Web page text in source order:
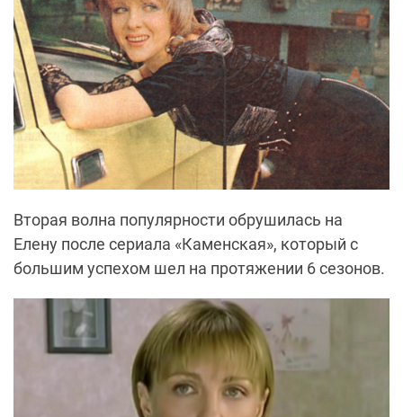
Вторая волна популярности обрушилась на
Елену после сериала «Каменская», который с
большим успехом шел на протяжении 6 сезонов.